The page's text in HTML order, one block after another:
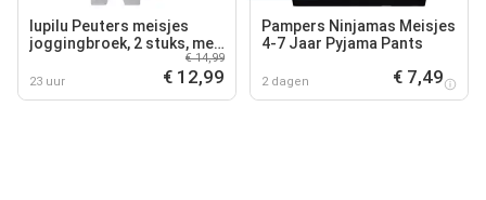
lupilu Peuters meisjes
joggingbroek, 2 stuks, met
23 uur
€ 14,99
€ 12,99
Pampers Ninjamas Meisjes
4-7 Jaar Pyjama Pants
2 dagen € 7,49